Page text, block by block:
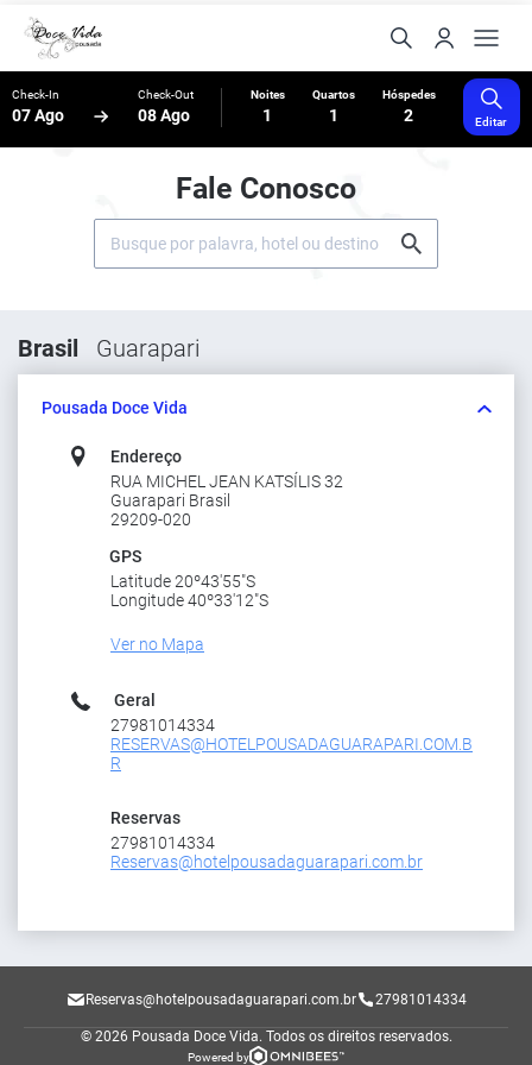
Check-In
07 Ago
Check-Out
08 Ago
Noites
1
Quartos
1
Hóspedes
2 Editar
Fale Conosco
Brasil Guarapari
Pousada Doce Vida
Endereço
RUA MICHEL JEAN KATSÍLIS 32
Guarapari Brasil
29209-020
GPS
Latitude 20º43'55"S
Longitude 40º33'12"S
Ver no Mapa
Geral
27981014334
RESERVAS@HOTELPOUSADAGUARAPARI.COM.B
R
Reservas
27981014334
Reservas@hotelpousadaguarapari.com.br
Reservas@hotelpousadaguarapari.com.br 27981014334
© 2026 Pousada Doce Vida. Todos os direitos reservados.
Powered by